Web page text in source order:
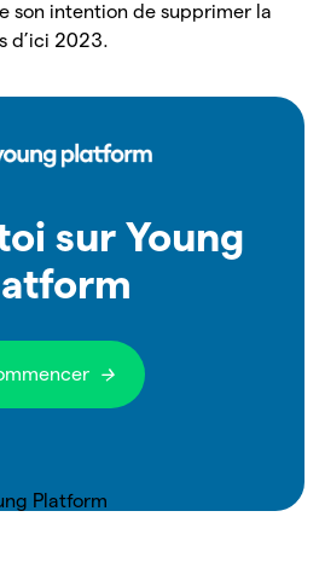
son intention de supprimer la
d’ici 2023.
sur Young